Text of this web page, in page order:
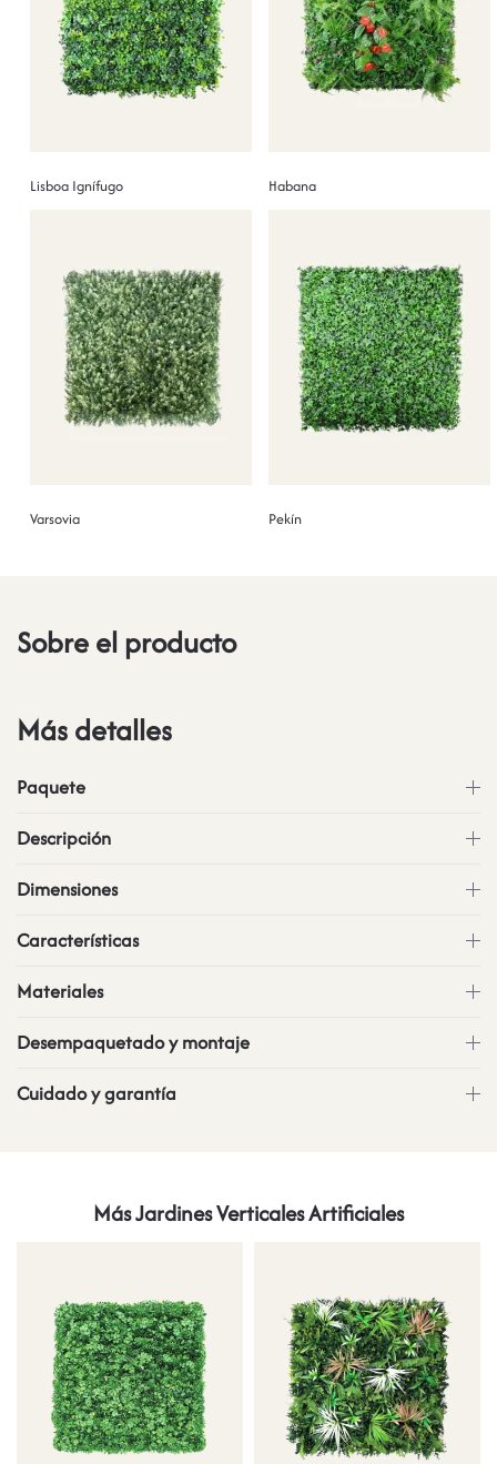
Lisboa Ignífugo Habana
Varsovia Pekín
Sobre el producto
Más detalles
Paquete
Descripción
Dimensiones
Características
Materiales
Desempaquetado y montaje
Cuidado y garantía
Más Jardines Verticales Artificiales